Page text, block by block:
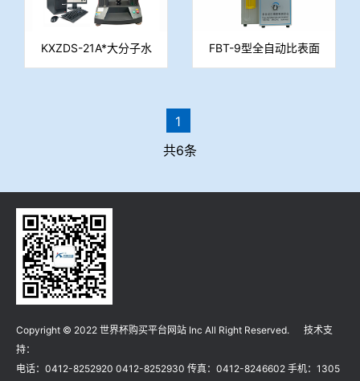
KXZDS-21A*大分子水
测定仪（压滤法）
FBT-9型全自动比表面
积测定仪
1
共6条
Copyright © 2022 世界杯购买平台网站 Inc All Right Reserved. 技术支
持：
电话：0412-8252920 0412-8252930 传真：0412-8246602 手机：1305